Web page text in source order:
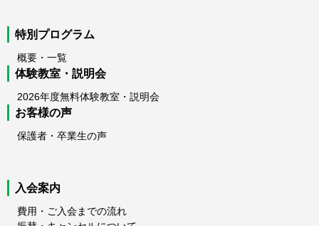
特別プログラム
概要・一覧
体験教室・説明会
2026年度無料体験教室・説明会
お客様の声
保護者・卒業生の声
入会案内
費用・ご入会までの流れ